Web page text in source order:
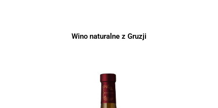
Wino naturalne z Gruzji